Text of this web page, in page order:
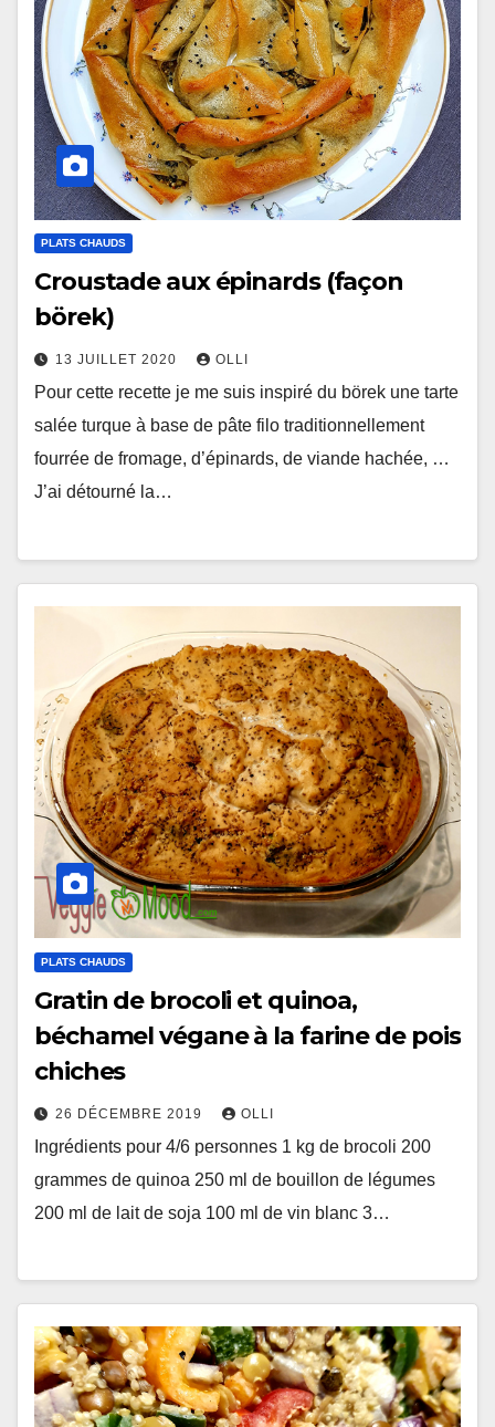
PLATS CHAUDS
Croustade aux épinards (façon
börek)
13 JUILLET 2020 OLLI
Pour cette recette je me suis inspiré du börek une tarte
salée turque à base de pâte filo traditionnellement
fourrée de fromage, d’épinards, de viande hachée, …
J’ai détourné la…
PLATS CHAUDS
Gratin de brocoli et quinoa,
béchamel végane à la farine de pois
chiches
26 DÉCEMBRE 2019 OLLI
Ingrédients pour 4/6 personnes 1 kg de brocoli 200
grammes de quinoa 250 ml de bouillon de légumes
200 ml de lait de soja 100 ml de vin blanc 3…